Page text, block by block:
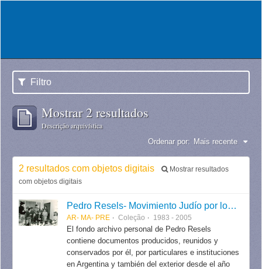
Filtro
Mostrar 2 resultados
Descrição arquivística
Ordenar por: Mais recente
2 resultados com objetos digitais
Mostrar resultados
com objetos digitais
Pedro Resels- Movimiento Judío por los Derechos Humanos
AR- MA- PRE Coleção 1983 - 2005
El fondo archivo personal de Pedro Resels
contiene documentos producidos, reunidos y
conservados por él, por particulares e instituciones
en Argentina y también del exterior desde el año